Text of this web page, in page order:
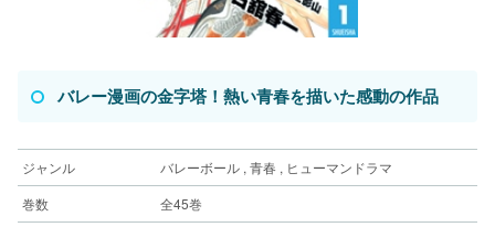
バレー漫画の金字塔！熱い青春を描いた感動の作品
ジャンル
バレーボール , 青春 , ヒューマンドラマ
巻数
全45巻